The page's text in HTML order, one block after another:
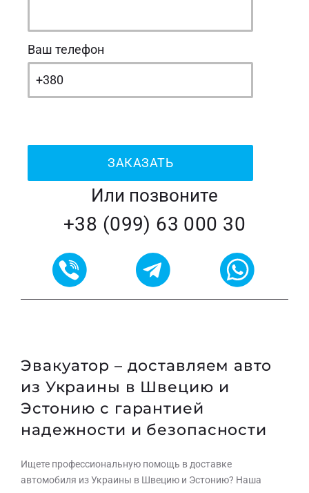
Ваш телефон
Или позвоните
+38 (099) 63 000 30
Эвакуатор – доставляем авто
из Украины в Швецию и
Эстонию с гарантией
надежности и безопасности
Ищете профессиональную помощь в доставке
автомобиля из Украины в Швецию и Эстонию? Наша